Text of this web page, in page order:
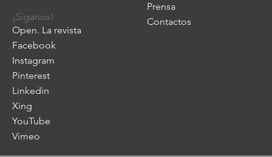
Prensa
Contactos
¡Síganos!
Open. La revista
Facebook
Instagram
Pinterest
Linkedin
Xing
YouTube
Vimeo